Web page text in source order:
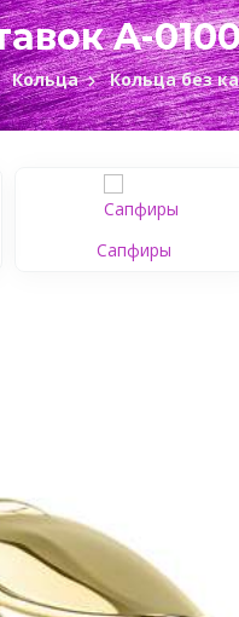
A-
Кольца Кольца без
Сапфиры